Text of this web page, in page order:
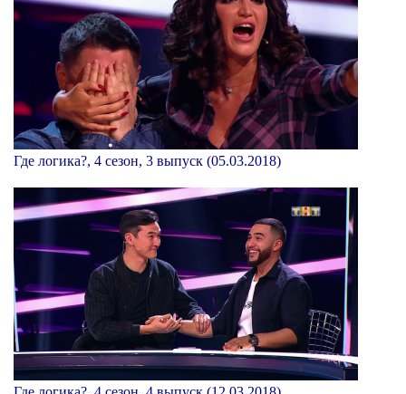
Где логика?, 4 сезон, 3 выпуск (05.03.2018)